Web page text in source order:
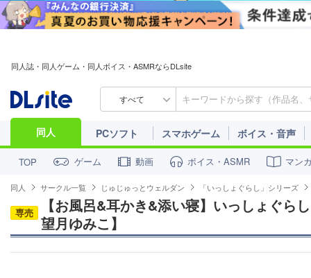
同人誌・同人ゲーム・同人ボイス・ASMRならDLsite
すべて
同人 PCソフト スマホゲーム ボイス・音声
TOP ゲーム 動画 ボイス・ASMR マン
同人 サークル一覧 じゅじゅっとウェルダン 「いっしょぐらし」シリーズ
専売
【お風呂&耳かき&添い寝】いっしょぐら
望月ゆみこ】